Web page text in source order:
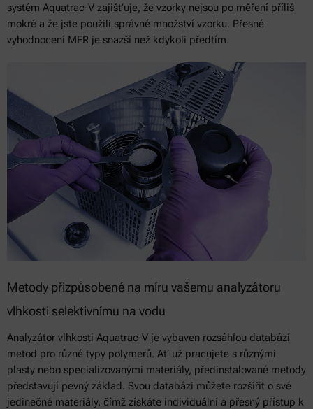
systém Aquatrac-V zajišťuje, že vzorky nejsou po měření příliš
mokré a že jste použili správné množství vzorku. Přesné
vyhodnocení MFR je snazší než kdykoli předtím.
Metody přizpůsobené na míru vašemu analyzátoru
vlhkosti selektivnímu na vodu
Analyzátor vlhkosti Aquatrac-V je vybaven rozsáhlou databází
metod pro různé typy polymerů. Ať už pracujete s různými
plasty nebo specializovanými materiály, předinstalované metody
představují pevný základ. Svou databázi můžete rozšířit o své
jedinečné materiály, čímž získáte individuální a přesný přístup k